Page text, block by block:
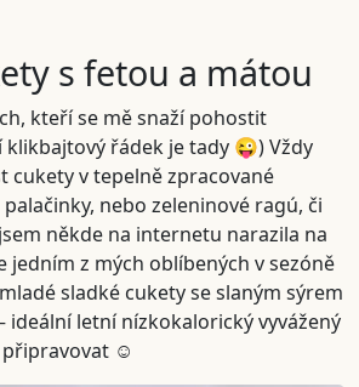
s fetou a mátou
kteří se mě snaží pohostit
řádek je tady 😜) Vždy
cukety v tepelně zpracované
nebo zeleninové ragú, či
někde na internetu narazila na
jedním z mých oblíbených v sezóně
sladké cukety se slaným sýrem
ideální letní nízkokalorický vyvážený
připravovat ☺️